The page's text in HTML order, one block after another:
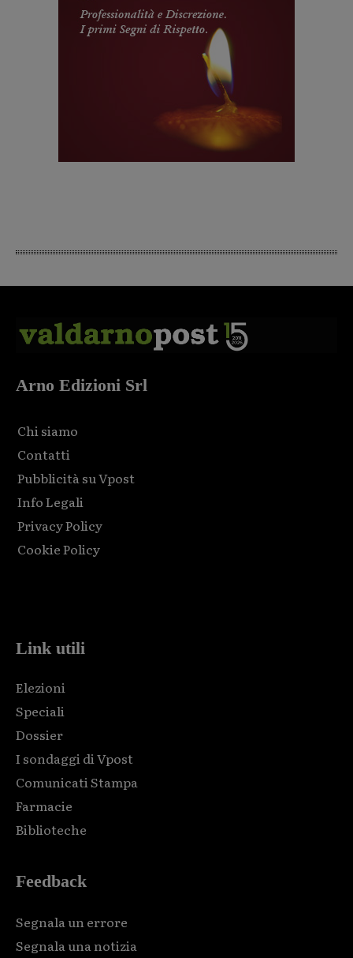
Arno Edizioni Srl
Chi siamo
Contatti
Pubblicità su Vpost
Info Legali
Privacy Policy
Cookie Policy
Link utili
Elezioni
Speciali
Dossier
I sondaggi di Vpost
Comunicati Stampa
Farmacie
Biblioteche
Feedback
Segnala un errore
Segnala una notizia